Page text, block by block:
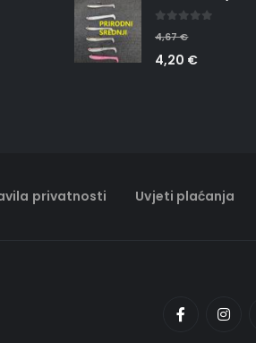
4,67€
4,20 €
privatnosti Uvjeti plaćanja